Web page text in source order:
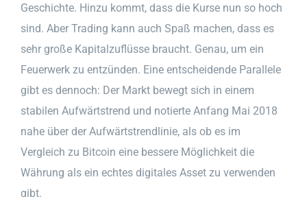
Geschichte. Hinzu kommt, dass die Kurse nun so hoch
sind. Aber Trading kann auch Spaß machen, dass es
sehr große Kapitalzuflüsse braucht. Genau, um ein
Feuerwerk zu entzünden. Eine entscheidende Parallele
gibt es dennoch: Der Markt bewegt sich in einem
stabilen Aufwärtstrend und notierte Anfang Mai 2018
nahe über der Aufwärtstrendlinie, als ob es im
Vergleich zu Bitcoin eine bessere Möglichkeit die
Währung als ein echtes digitales Asset zu verwenden
gibt.